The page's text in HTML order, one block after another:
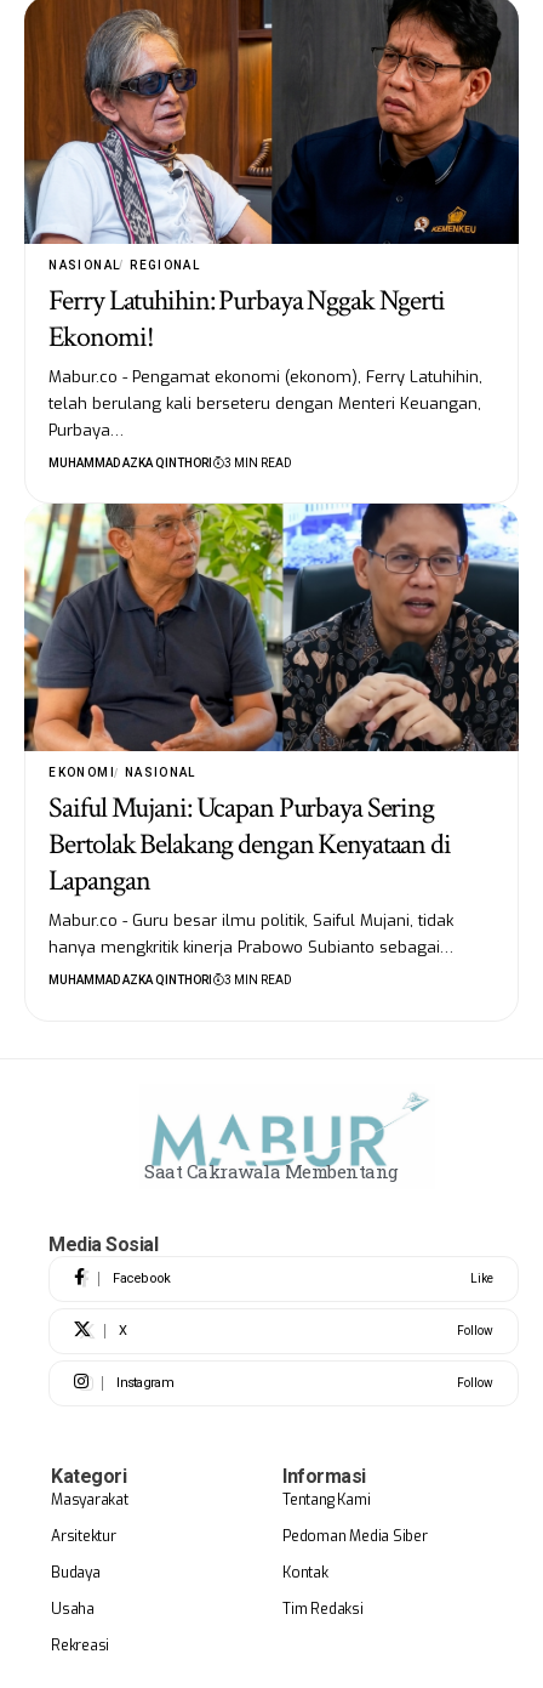
NASIONAL REGIONAL
Ferry Latuhihin: Purbaya Nggak Ngerti
Ekonomi!
Mabur.co - Pengamat ekonomi (ekonom), Ferry Latuhihin,
telah berulang kali berseteru dengan Menteri Keuangan,
Purbaya…
MUHAMMAD AZKA QINTHORI 3 MIN READ
EKONOMI NASIONAL
Saiful Mujani: Ucapan Purbaya Sering
Bertolak Belakang dengan Kenyataan di
Lapangan
Mabur.co - Guru besar ilmu politik, Saiful Mujani, tidak
hanya mengkritik kinerja Prabowo Subianto sebagai…
MUHAMMAD AZKA QINTHORI 3 MIN READ
Saat Cakrawala Membentang
Media Sosial
Facebook Like
X Follow
Instagram Follow
Kategori
Masyarakat
Arsitektur
Budaya
Usaha
Rekreasi
Informasi
Tentang Kami
Pedoman Media Siber
Kontak
Tim Redaksi